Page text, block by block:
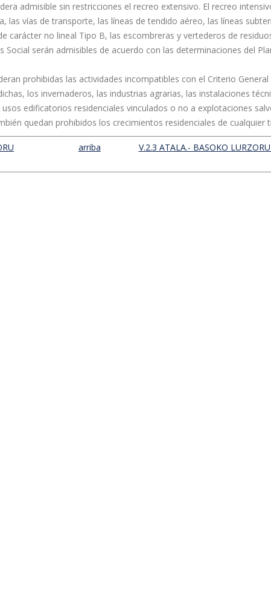
admisible sin restricciones el recreo extensivo. El recreo
las vías de transporte, las líneas de tendido aéreo, las líneas
carácter no lineal Tipo B, las escombreras y vertederos de
Social serán admisibles de acuerdo con las determinaciones del
prohibidas las actividades incompatibles con el Criterio
los invernaderos, las industrias agrarias, las instalaciones
edificatorios residenciales vinculados o no a explotaciones
quedan prohibidos los crecimientos residenciales de cualquier
arriba V.2.3 ATALA.- BASOKO